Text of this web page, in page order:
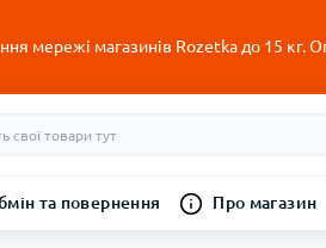
мережі магазинів Rozetka до 15 кг.
та повернення Про магазин